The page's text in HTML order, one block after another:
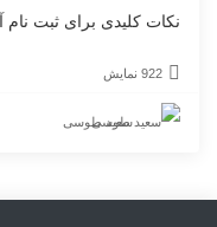
922 نمایش
سعید طوسی